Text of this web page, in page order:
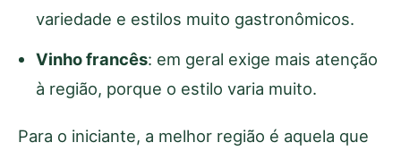
variedade e estilos muito gastronômicos.
Vinho francês: em geral exige mais atenção
à região, porque o estilo varia muito.
Para o iniciante, a melhor região é aquela que